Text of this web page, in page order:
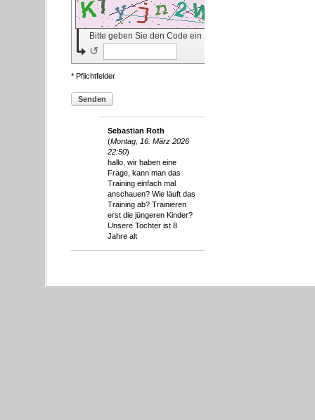
Bitte geben Sie den Code ein
↺
* Pflichtfelder
Senden
Sebastian Roth
(Montag, 16. März 2026
22:50)
hallo, wir haben eine
Frage, kann man das
Training einfach mal
anschauen? Wie läuft das
Training ab? Trainieren
erst die jüngeren Kinder?
Unsere Tochter ist 8
Jahre alt